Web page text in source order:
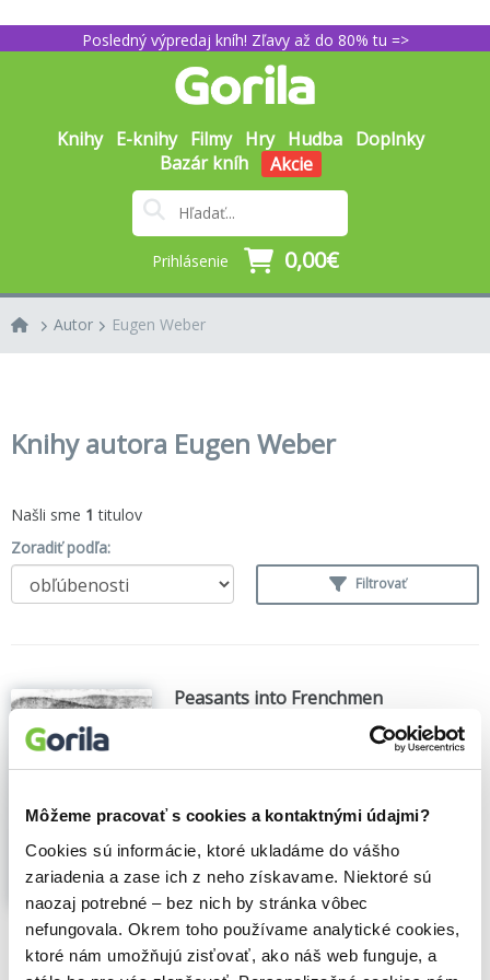
Môžeme pracovať s cookies a kontaktnými údajmi?
Cookies sú informácie, ktoré ukladáme do vášho
zariadenia a zase ich z neho získavame. Niektoré sú
naozaj potrebné – bez nich by stránka vôbec
nefungovala. Okrem toho používame analytické cookies,
ktoré nám umožňujú zisťovať, ako náš web funguje, a
Posledný výpredaj kníh! Zľavy až do 80% tu =>
Knihy E-knihy Filmy Hry Hudba Doplnky
Bazár kníh
Akcie
Prihlásenie 0,00€
Autor Eugen Weber
Knihy autora Eugen Weber
Našli sme 1 titulov
Zoradiť podľa:
Filtrovať
Peasants into Frenchmen
🍎 Vypredané